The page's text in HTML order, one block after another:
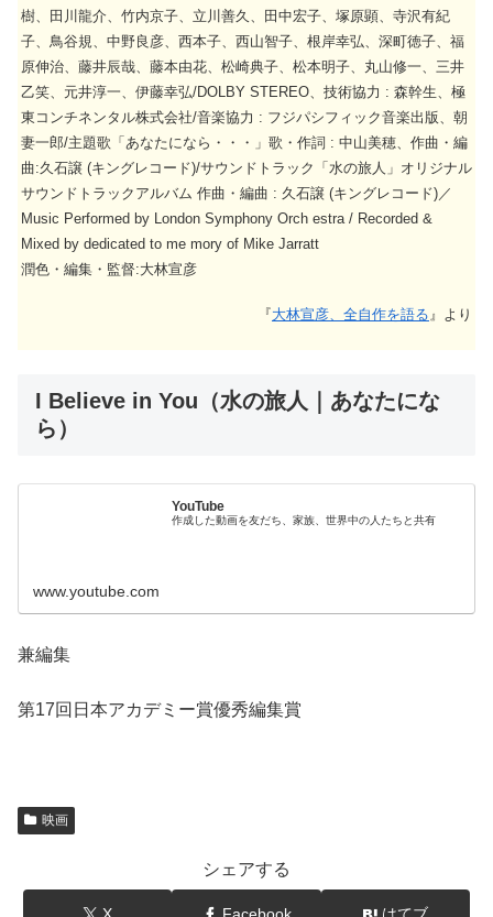
樹、田川龍介、竹内京子、立川善久、田中宏子、塚原顕、寺沢有紀
子、鳥谷規、中野良彦、西本子、西山智子、根岸幸弘、深町徳子、福
原伸治、藤井辰哉、藤本由花、松崎典子、松本明子、丸山修一、三井
乙笑、元井淳一、伊藤幸弘/DOLBY STEREO、技術協力 : 森幹生、極
東コンチネンタル株式会社/音楽協力 : フジパシフィック音楽出版、朝
妻一郎/主題歌「あなたになら・・・」歌・作詞 : 中山美穂、作曲・編
曲:久石譲 (キングレコード)/サウンドトラック「水の旅人」オリジナル
サウンドトラックアルバム 作曲・編曲 : 久石譲 (キングレコード)／
Music Performed by London Symphony Orch estra / Recorded &
Mixed by dedicated to me mory of Mike Jarratt
潤色・編集・監督:大林宣彦
『大林宣彦、全自作を語る 』より
I Believe in You（水の旅人｜あなたにな
ら）
YouTube
作成した動画を友だち、家族、世界中の人たちと共有
www.youtube.com
兼編集
第17回日本アカデミー賞優秀編集賞
映画
シェアする